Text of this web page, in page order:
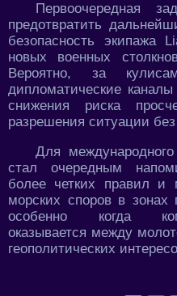
Первоочередная
предотвратить
безопасность экипажа
новых военных
Вероятно, за
дипломатические
снижения риска
разрешения ситуации
Для
стал очередным
более четких правил и
морских споров в зонах
особенно когда
оказывается между
геополитических